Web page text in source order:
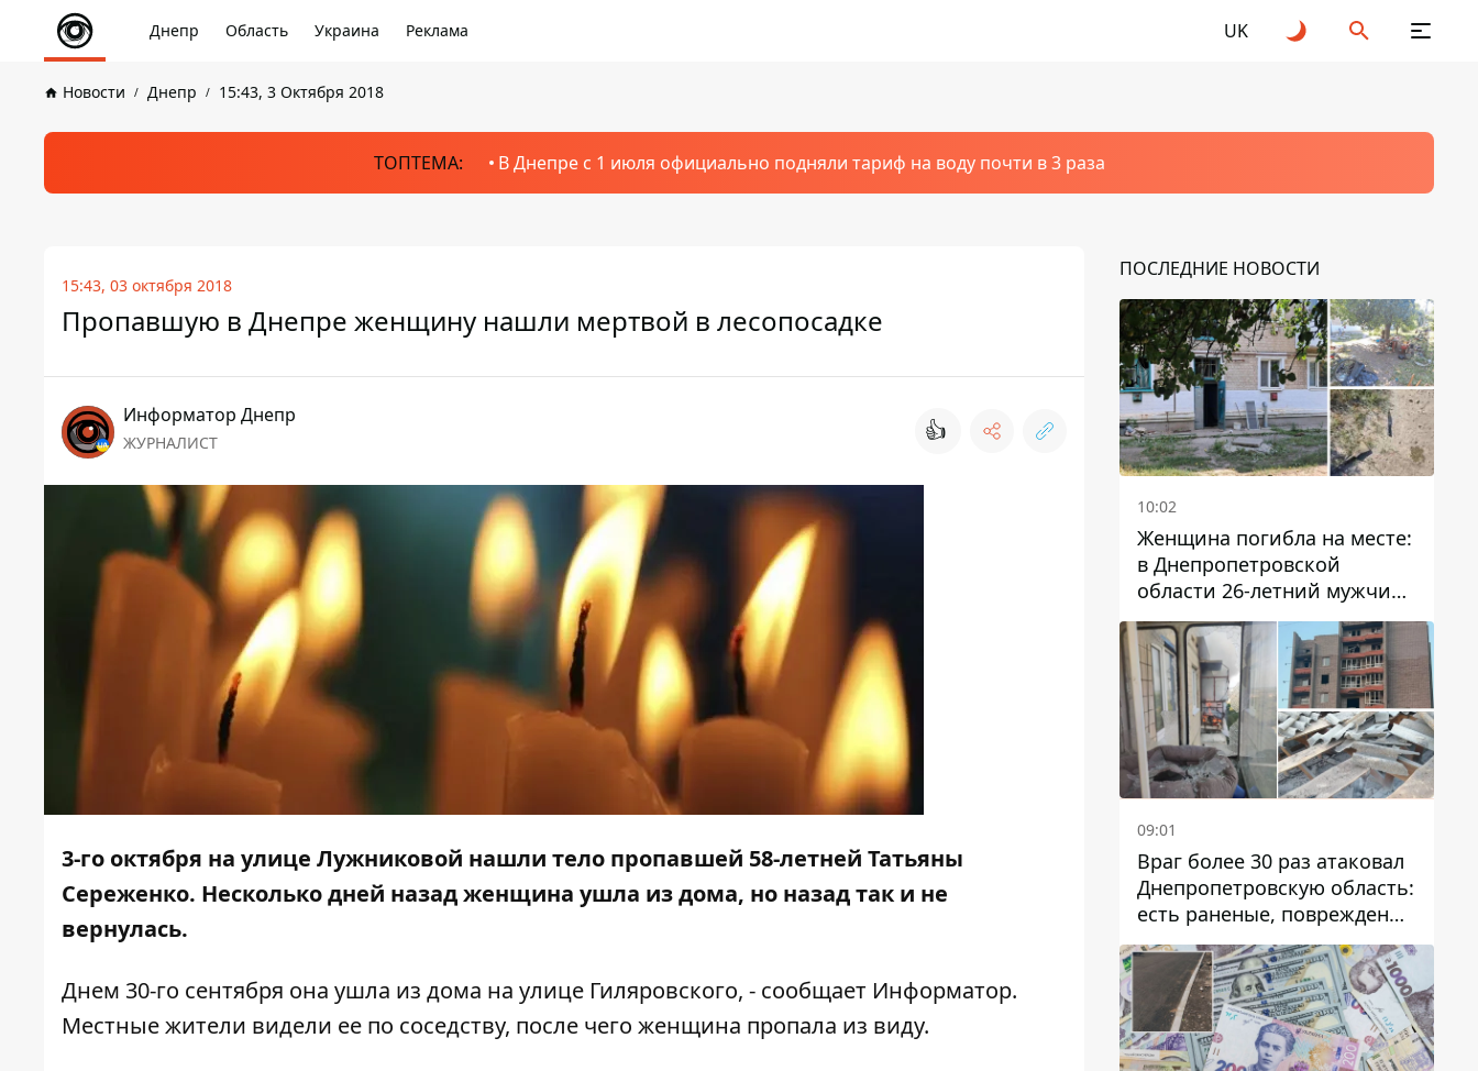
Днепр Область Украина Реклама UK
Новости Днепр 15:43, 3 Октября 2018
ТОПТЕМА: В Днепре с 1 июля официально подняли тариф на воду почти в 3 раза
15:43, 03 октября 2018
Пропавшую в Днепре женщину нашли мертвой в лесопосадке
Информатор Днепр
ЖУРНАЛИСТ 👍
3-го октября на улице Лужниковой нашли тело пропавшей 58-летней Татьяны
Сереженко. Несколько дней назад женщина ушла из дома, но назад так и не
вернулась.
Днем 30-го сентября она ушла из дома на улице Гиляровского, - сообщает Информатор.
Местные жители видели ее по соседству, после чего женщина пропала из виду.
ПОСЛЕДНИЕ НОВОСТИ
10:02
Женщина погибла на месте:
в Днепропетровской
области 26-летний мужчина
избил трех человек
металлическим предметом
09:01
Враг более 30 раз атаковал
Днепропетровскую область:
есть раненые, повреждены
лицей, дома и предприятия